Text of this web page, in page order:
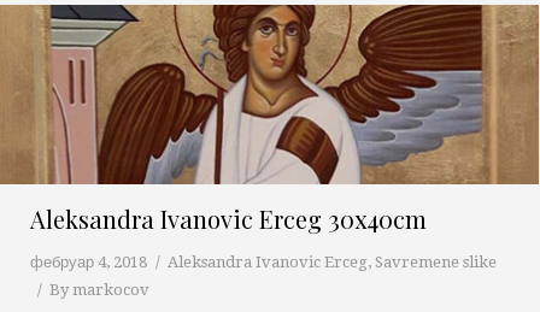
Aleksandra Ivanovic Erceg 30x40cm
фебруар 4, 2018 Aleksandra Ivanovic Erceg, Savremene slike
By markocov